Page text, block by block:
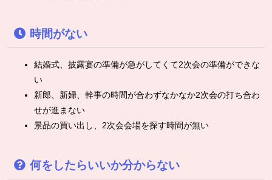
時間がない
結婚式、披露宴の準備が急がしてくて2次会の準備ができな
い
新郎、新婦、幹事の時間が合わずなかなか2次会の打ち合わ
せが進まない
景品の買い出し、2次会会場を探す時間が無い
何をしたらいいか分からない